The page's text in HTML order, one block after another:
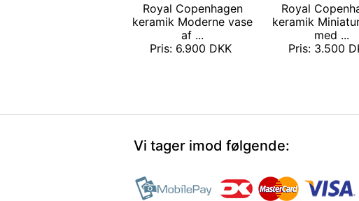
Royal Copenhagen
keramik Moderne vase
af ...
Pris: 6.900 DKK
Royal
keramik
med ...
Pris: 3.500
Vi tager imod følgende: